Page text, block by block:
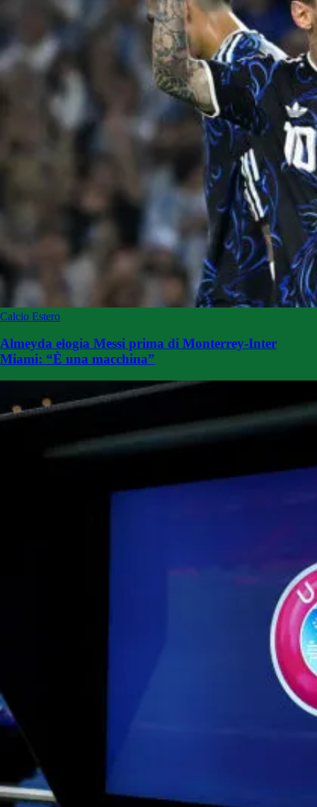
Calcio Estero
Almeyda elogia Messi prima di Monterrey-Inter
Miami: “È una macchina”